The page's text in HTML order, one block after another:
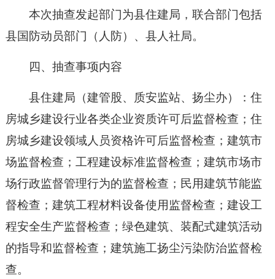
本次抽查发起部门为县住建局，联合部门包括
县国防动员部门（人防）、县人社局。
四、抽查事项内容
县住建局（建管股、质安监站、扬尘办）：住
房城乡建设行业各类企业资质许可后监督检查；住
房城乡建设领域人员资格许可后监督检查；建筑市
场监督检查；工程建设标准监督检查；建筑市场市
场行政监督管理行为的监督检查；民用建筑节能监
督检查；建筑工程材料设备使用监督检查；建设工
程安全生产监督检查；绿色建筑、装配式建筑活动
的指导和监督检查；建筑施工扬尘污染防治监督检
查。